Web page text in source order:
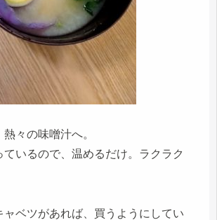
々の味噌汁へ。
いるので、温めるだけ。ラクラク
ャベツがあれば、買うようにしてい